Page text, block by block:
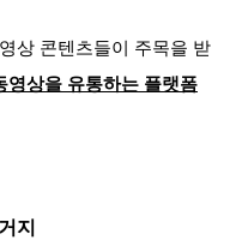
상 콘텐츠들이 주목을 받
영상을 유통하는 플랫폼
지